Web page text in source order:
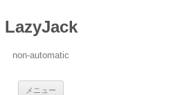
LazyJack
non-automatic
メニュー